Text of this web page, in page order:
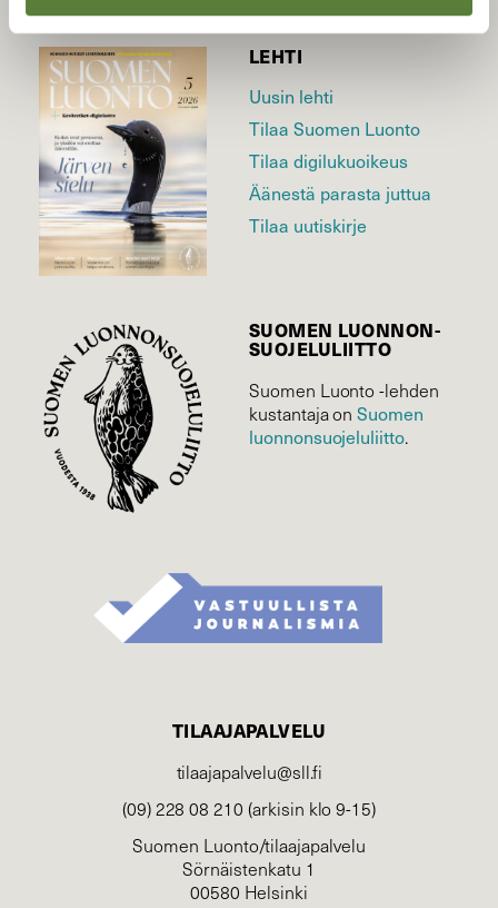
LEHTI
Uusin lehti
Tilaa Suomen Luonto
Tilaa digilukuoikeus
Äänestä parasta juttua
Tilaa uutiskirje
SUOMEN LUONNON­
SUOJELU­LIITTO
Suomen Luonto -lehden
kustantaja onSuomen
luonnonsuojelu­liitto.
TILAAJAPALVELU
tilaajapalvelu@sll.fi
(09) 228 08 210 (arkisin klo 9-15)
Suomen Luonto/tilaajapalvelu
Sörnäistenkatu 1
00580 Helsinki